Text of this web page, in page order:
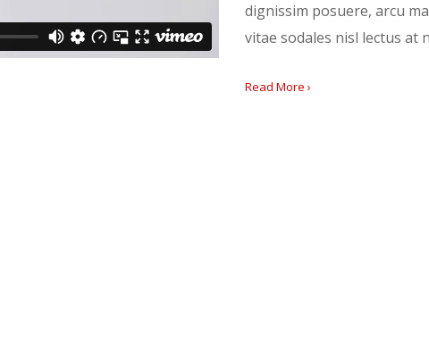
dignissim posuere, arcu
vitae sodales nisl lectus at
Read More ›